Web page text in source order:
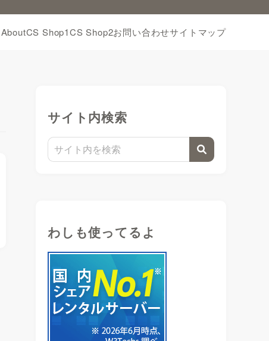
AboutCS Shop1CS Shop2お問い合わせサイトマップ
サイト内検索
わしも使ってるよ